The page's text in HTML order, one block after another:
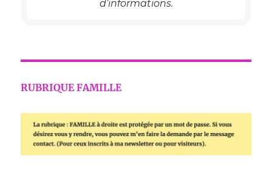
d’informations.
RUBRIQUE FAMILLE